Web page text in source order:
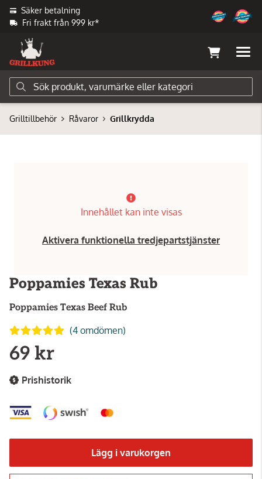
Säker betalning
Fri frakt från 999 kr*
Grilltillbehör Råvaror Grillkrydda
Innehållet kan inte visas
Aktivera funktionella tredjepartstjänster
Poppamies Texas Rub
Poppamies Texas Beef Rub
(4 omdömen)
69 kr
Prishistorik
Lägg i varukorgen